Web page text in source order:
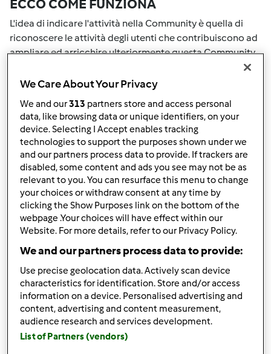
ECCO COME FUNZIONA
L'idea di indicare l'attività nella Community è quella di
riconoscere le attività degli utenti che contribuiscono ad
ampliare ed arricchire ulteriormente questa Community.
ricompensate con dei punti. Con il raggiungimento di
successivo. Il numero all'interno del grembiule accanto al
tuo nome Utente indicherà il tuo grado attuale.
COME PUOI OTTENERE PUNTI PER LA
TUA ATTIVITA'
Eseguendo una delle azioni elencate di seguito è possibile
raccogliere punti. Questi punti si sommeranno alla tuo
punteggio attuale nella Community. Controlla la scala di
ti servono per passare al grado successivo.
+50
Punti
Vincitore di un contest
+10
Punti
Creare 1 ricetta (tutti i campi= 10 p. Solo i
campi obbligatori=5 p.)
We Care About Your Privacy
We and our313 partners store and access personal
data, like browsing data or unique identifiers, on your
device. Selecting I Accept enables tracking
technologies to support the purposes shown under we
and our partners process data to provide. If trackers are
disabled, some content and ads you see may not be as
relevant to you. You can resurface this menu to change
your choices or withdraw consent at any time by
clicking the Show Purposes link on the bottom of the
webpage .Your choices will have effect within our
Website. For more details, refer to our Privacy Policy.
We and our partners process data to provide:
Use precise geolocation data. Actively scan device
characteristics for identification. Store and/or access
information on a device. Personalised advertising and
content, advertising and content measurement,
audience research and services development.
List of Partners (vendors)